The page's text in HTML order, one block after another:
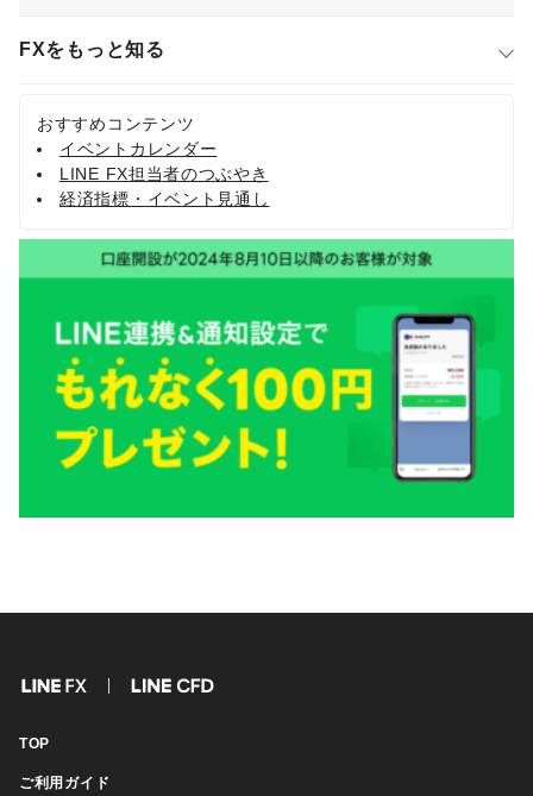
FXをもっと知る
おすすめコンテンツ
イベントカレンダー
LINE FX担当者のつぶやき
経済指標・イベント見通し
TOP
ご利用ガイド